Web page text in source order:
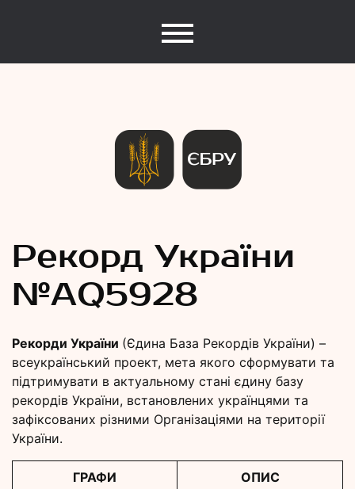
Рекорди
України
Рекорд України
№АQ5928
Рекорди України (Єдина База Рекордів України) –
всеукраїнський проект, мета якого сформувати та
підтримувати в актуальному стані єдину базу
рекордів України, встановлених українцями та
зафіксованих різними Організаціями на території
України.
ГРАФИ ОПИС